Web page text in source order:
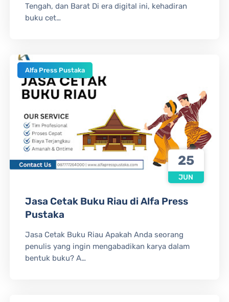
Tengah, dan Barat Di era digital ini, kehadiran
buku cet…
Alfa Press Pustaka
25
JUN
Jasa Cetak Buku Riau di Alfa Press
Pustaka
Jasa Cetak Buku Riau Apakah Anda seorang
penulis yang ingin mengabadikan karya dalam
bentuk buku? A…